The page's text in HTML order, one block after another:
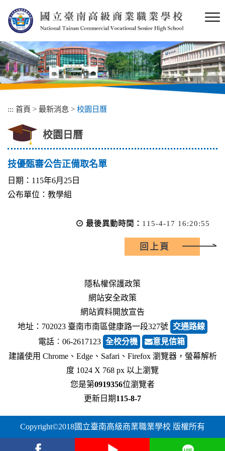
內
容
區
塊
::: 首頁 > 最新消息 > 校園日曆
校園日曆
技優甄審公告正備取名單
日期：115年6月25日
公布單位：教學組
最後異動時間： 115-4-17 16:20:55
回上頁
隱私權保護政策
網站安全政策
網站資料開放宣告
地址：702023 臺南市南區健康路一段327號 交通路線
電話︰06-2617123 全校分機
意見信箱
建議使用 Chrome、Edge、Safari、Firefox 瀏覽器，螢幕解析
度 1024 X 768 px 以上瀏覽
您是第0919356位瀏覽者
更新日期115-8-7
Copyright©2018國立臺南高級商業職業學校 版權所有